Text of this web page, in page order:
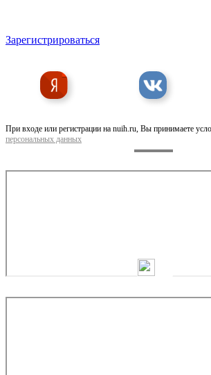
Зарегистрироваться
При входе или регистрации на nuih.ru, Вы принимаете
персональных данных